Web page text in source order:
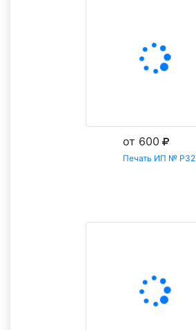
от 600
Печать ИП № Р32